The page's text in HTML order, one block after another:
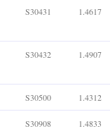
S30431 1.4617
S30432 1.4907
S30500 1.4312
S30908 1.4833